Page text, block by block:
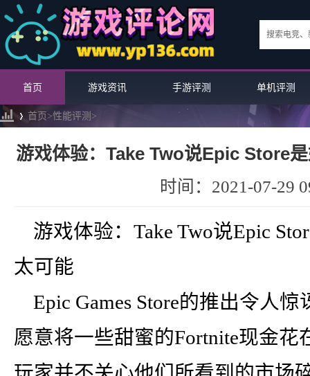
首页 游戏资讯 手游评测 单机评测
首页>性能评测 >
游戏体验：Take Two说Epic Store
时间：2021-07-29
游戏体验：Take Two说Epic
太可能
Epic Games Store的推出令人
愿意将一些甜蜜的Fortnite现金